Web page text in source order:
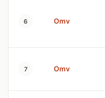
6 Omv
7 Omv